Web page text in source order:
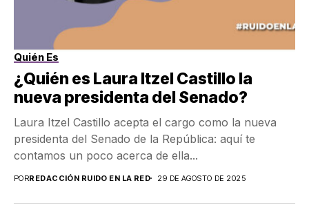
Quién Es
¿Quién es Laura Itzel Castillo la
nueva presidenta del Senado?
Laura Itzel Castillo acepta el cargo como la nueva
presidenta del Senado de la República: aquí te
contamos un poco acerca de ella...
PORREDACCIÓN RUIDO EN LA RED 29 DE AGOSTO DE 2025